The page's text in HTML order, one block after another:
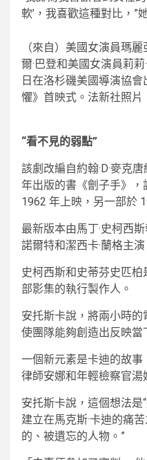
軟’，我喜歡這種對比，”
（來自）美國女演員瑪
爾·巴登和美國女演員莉
日在洛杉磯美國導演協
懼》首映式。法新社照片
“看不見的弱點”
該劇改編自約翰·D·麥克
年出版的書《劊子手》
1962 年上映，另一部於
最新版本由馬丁·史柯西
諾爾特和潔西卡·蘭格主演
史柯西斯和史蒂芬史匹
部影集的執行製作人。
安托斯卡說，將兩小時的
使團隊能夠創造出反映當
一個新元素是卡迪的故
律師安娜和年輕檢察官湯
安托斯卡說，這個想法是
建立在馬克斯·卡迪的痛
的、被遺忘的人物。”